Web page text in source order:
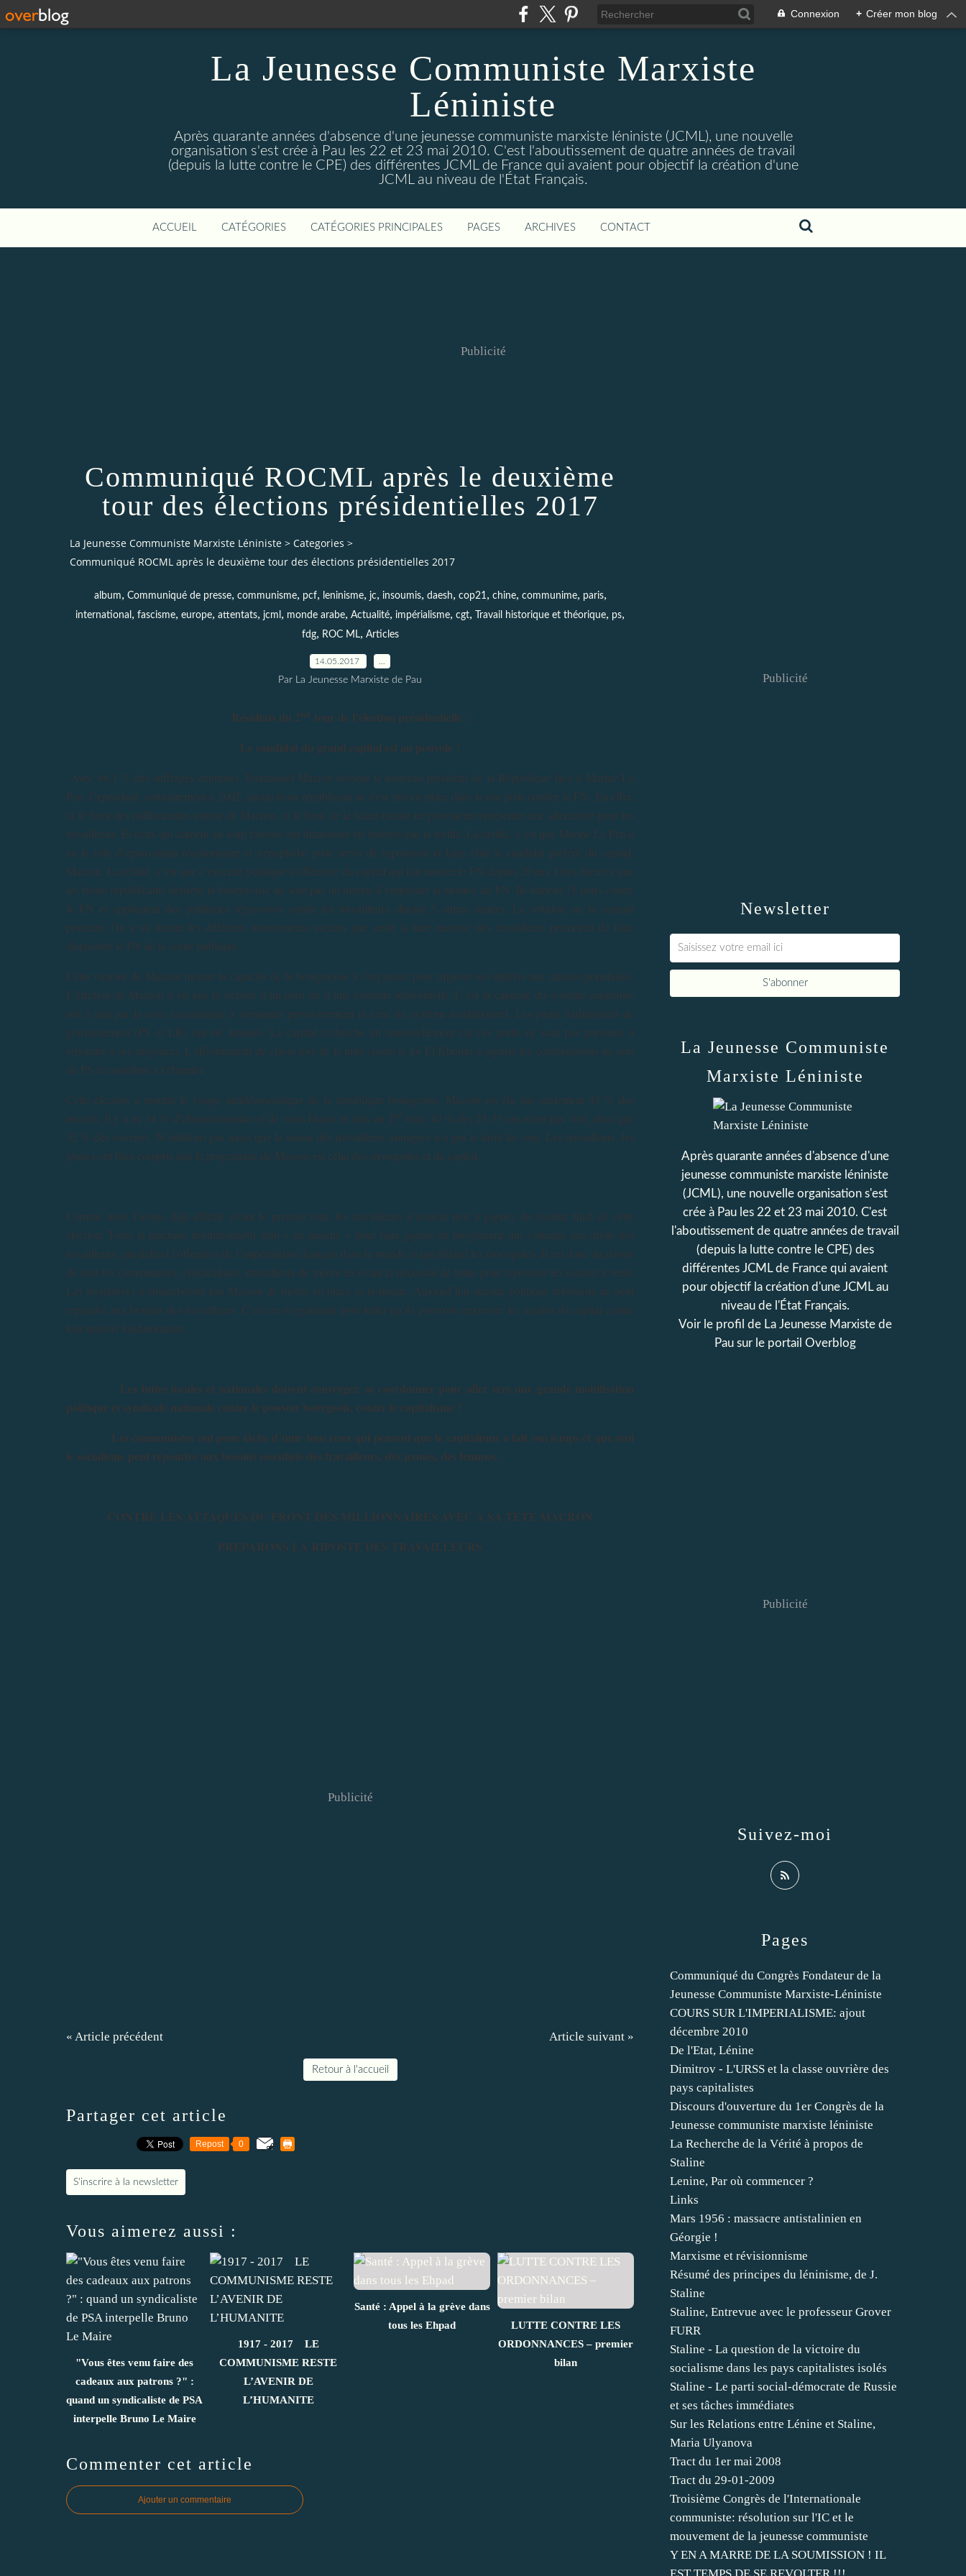
Connexion + Créer mon blog
La Jeunesse Communiste Marxiste
Léniniste
Après quarante années d'absence d'une jeunesse communiste marxiste léniniste (JCML), une nouvelle
organisation s'est crée à Pau les 22 et 23 mai 2010. C'est l'aboutissement de quatre années de travail
(depuis la lutte contre le CPE) des différentes JCML de France qui avaient pour objectif la création d'une
JCML au niveau de l'État Français.
ACCUEIL CATÉGORIES CATÉGORIES PRINCIPALES PAGES ARCHIVES CONTACT
Publicité
Communiqué ROCML après le deuxième
tour des élections présidentielles 2017
La Jeunesse Communiste Marxiste Léniniste > Categories >
Communiqué ROCML après le deuxième tour des élections présidentielles 2017
album, Communiqué de presse, communisme, pcf, leninisme, jc, insoumis, daesh, cop21 , chine, communime, paris,
international , fascisme, europe, attentats, jcml , monde arabe, Actualité, impérialisme, cgt, Travail historique et théorique, ps,
fdg, ROC ML, Articles
14.05.2017
Par La Jeunesse Marxiste de Pau
Résultats du 2nd tour de l’élection présidentielle :
Le candidat du grand capital est au pouvoir !
Avec 66,1 % des suffrages exprimés, Emmanuel Macron devient le nouveau président de la République face à Marine Le
Pen. Cependant, contrairement à 2002, aucun front républicain ne s’est mis en place dans la rue pour contrer le FN. En effet,
ni le front des millionnaires autour de Macron, ni le front de la haine raciste ne pouvaient représenter une alternative pour les
travailleurs. Et ceux qui criaient au loup fasciste ont finalement été balayés par la réalité. La réalité, c’est que Marine Le Pen a
eu le rôle d’épouvantail réactionnaire et xénophobe pour servir de repoussoir et faire élire le candidat préféré du capital,
Macron. La réalité, c’est que c’est cette politique d’offensive du capital qui fait monter le FN depuis 20 ans. On a bien vu que
les fronts républicains derrière la bourgeoisie ne sont pas un moyen d’empêcher la montée du FN. Ils hurlent 15 jours contre
le FN et appliquent des politiques régressives contre les travailleurs, durant 5 autres années. La solution on la connaît
pourtant. On a vu durant les différents mouvements sociaux que seule la lutte massive des travailleurs permettait de faire
disparaître le FN de la scène publique.
Cette victoire de Macron montre la capacité de la bourgeoisie à s’organiser pour imposer ses intérêts aux masses populaires.
L’élection de Macron n’est pas la victoire d’un parti ou d’une aventure individuelle. C’est la capacité du système capitaliste
mis à mal par la crise économique à surmonter provisoirement la crise du système institutionnel. Les partis traditionnels de
gouvernement (PS et LR) ont été laminés. Le capital recherche un renouvellement car ces partis ne sont pas parvenus à
répondre à ses exigences. L’affrontement de classe lors de la lutte contre la loi El Khomri a aiguisé les contradictions au sein
du PS et contribué à l’ébranler.
Cette élection a montré le visage antidémocratique de la république bourgeoise. Macron est élu par seulement 43 % des
inscrits. Il y a eu 34 % d’abstentionnistes et de votes blancs et nuls au 2nd tour. 40 % des 25-35 ans n’ont pas voté, ainsi que
32 % des ouvriers. N’oublions pas aussi que la masse des travailleurs immigrés n’a pas le droit de vote. Les travailleurs, les
jeunes ont bien compris que le programme de Macron est celui des monopoles et du capital.
Comme nous l’avons déjà affirmé avant le premier tour, les travailleurs n’avaient rien à gagner du résultat final de cette
élection. Toute la machine institutionnelle était « en marche » pour faire gagner un programme qui s’attaque aux droits des
travailleurs, qui défend l’offensive de l’impérialisme français dans le monde et qui défend les monopoles. Il est donc du devoir
de tous les communistes, syndicalistes, travailleurs de mettre en avant la nécessité de lutter pour repousser les assauts à venir.
Les législatives n’empêcheront pas Macron de mettre en place sa politique. Aujourd’hui aucune politique réformiste ne peut
répondre aux besoins des travailleurs. C’est en s’organisant pour lutter qu’ils pourront repousser les assauts du capital contre
leur intérêts fondamentaux.
Les luttes locales et nationales doivent converger, se coordonner pour aller vers une grande mobilisation
politique et syndicale nationale contre le pouvoir bourgeois, contre le capitalisme !
Les communistes ont pour tâche d’unir tous ceux qui pensent que le capitalisme a fait son temps et que seul
le socialisme peut répondre aux besoins essentiels des travailleurs, des jeunes, des femmes.
CONTRE LES ATTAQUES DU FRONT DES MILLIONNAIRES AVEC A SA TETE MACRON
PREPARONS LA RIPOSTE DES TRAVAILLEURS
Publicité
« Article précédent Article suivant »
Retour à l'accueil
Partager cet article
Repost 0
S'inscrire à la newsletter
Vous aimerez aussi :
"Vous êtes venu faire des
cadeaux aux patrons ?" :
quand un syndicaliste de PSA
interpelle Bruno Le Maire
1917 - 2017 LE
COMMUNISME RESTE
L’AVENIR DE
L’HUMANITE
Santé : Appel à la grève dans
tous les Ehpad
LUTTE CONTRE LES
ORDONNANCES – premier
bilan
Commenter cet article
Ajouter un commentaire
Newsletter
Publicité
Pages
Communiqué du Congrès Fondateur de la
Jeunesse Communiste Marxiste-Léniniste
COURS SUR L'IMPERIALISME: ajout
décembre 2010
De l'Etat, Lénine
Dimitrov - L'URSS et la classe ouvrière des
pays capitalistes
Discours d'ouverture du 1er Congrès de la
Jeunesse communiste marxiste léniniste
La Recherche de la Vérité à propos de
Staline
Lenine, Par où commencer ?
Links
Mars 1956 : massacre antistalinien en
Géorgie !
Marxisme et révisionnisme
Résumé des principes du léninisme, de J.
Staline
Staline, Entrevue avec le professeur Grover
FURR
Staline - La question de la victoire du
socialisme dans les pays capitalistes isolés
Staline - Le parti social-démocrate de Russie
et ses tâches immédiates
Sur les Relations entre Lénine et Staline,
Maria Ulyanova
Tract du 1er mai 2008
Tract du 29-01-2009
Troisième Congrès de l'Internationale
communiste: résolution sur l'IC et le
mouvement de la jeunesse communiste
Y EN A MARRE DE LA SOUMISSION ! IL
La Jeunesse Communiste
Marxiste Léniniste
Après quarante années d'absence d'une
jeunesse communiste marxiste léniniste
(JCML), une nouvelle organisation s'est
crée à Pau les 22 et 23 mai 2010. C'est
l'aboutissement de quatre années de travail
(depuis la lutte contre le CPE) des
différentes JCML de France qui avaient
pour objectif la création d'une JCML au
niveau de l'État Français.
Voir le profil de La Jeunesse Marxiste de
Pausur le portail Overblog
Suivez-moi
Publicité